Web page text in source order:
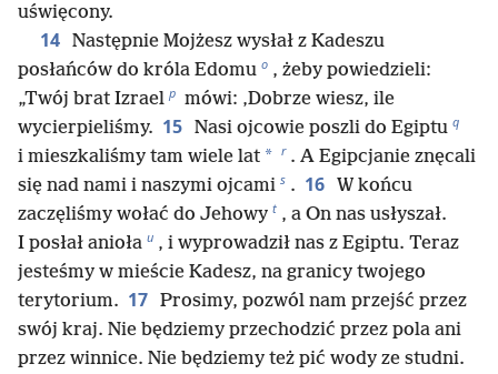
uświęcony.
14 Następnie Mojżesz wysłał z Kadeszu
posłańców do króla Edomu o , żeby powiedzieli:
„Twój brat Izrael p mówi: ‚Dobrze wiesz, ile
wycierpieliśmy. 15 Nasi ojcowie poszli do Egiptu q
i mieszkaliśmy tam wiele lat * r . A Egipcjanie znęcali
się nad nami i naszymi ojcami s . 16 W końcu
zaczęliśmy wołać do Jehowy t , a On nas usłyszał.
I posłał anioła u , i wyprowadził nas z Egiptu. Teraz
jesteśmy w mieście Kadesz, na granicy twojego
terytorium. 17 Prosimy, pozwól nam przejść przez
swój kraj. Nie będziemy przechodzić przez pola ani
przez winnice. Nie będziemy też pić wody ze studni.